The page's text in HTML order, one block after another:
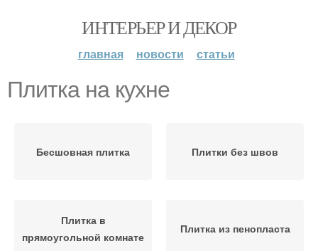
ИНТЕРЬЕР И ДЕКОР
главная новости статьи
Плитка на кухне
Бесшовная плитка Плитки без швов
Плитка в
прямоугольной комнате
Плитка из пенопласта